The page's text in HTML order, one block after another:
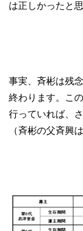
は正しかったと思
事実、斉彬は残
終わります。こ
行っていれば、
（斉彬の父斉興